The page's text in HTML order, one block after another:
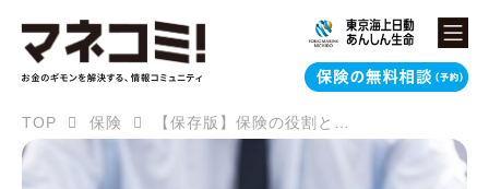
TOP 保険 【保存版】保険の役割と特徴を種類別に徹底解説。選び方のポイントとは？